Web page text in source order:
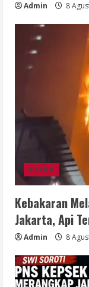
Admin 8
Berita
Kebakaran
Jakarta, Api
Admin 8